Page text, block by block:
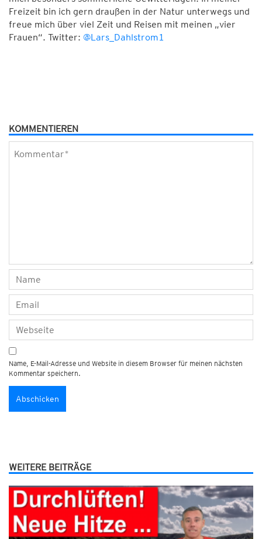
Freizeit bin ich gern draußen in der Natur unterwegs und
freue mich über viel Zeit und Reisen mit meinen „vier
Frauen“. Twitter: @Lars_Dahlstrom1
KOMMENTIEREN
Name, E-Mail-Adresse und Website in diesem Browser für meinen nächsten
Kommentar speichern.
WEITERE BEITRÄGE